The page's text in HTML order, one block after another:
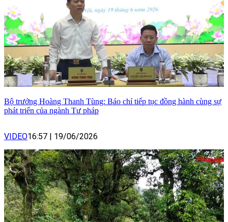
Bộ trưởng Hoàng Thanh Tùng: Báo chí tiếp tục đồng hành cùng sự
phát triển của ngành Tư pháp
VIDEO16:57 19/06/2026